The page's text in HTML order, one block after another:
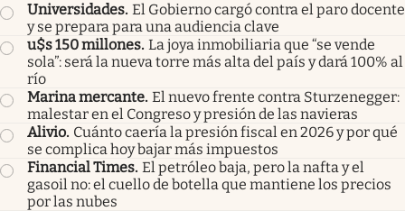
Universidades. El Gobierno cargó contra el paro docente
y se prepara para una audiencia clave
u$s 150 millones. La joya inmobiliaria que “se vende
sola”: será la nueva torre más alta del país y dará 100% al
río
Marina mercante. El nuevo frente contra Sturzenegger:
malestar en el Congreso y presión de las navieras
Alivio. Cuánto caería la presión fiscal en 2026 y por qué
se complica hoy bajar más impuestos
Financial Times. El petróleo baja, pero la nafta y el
gasoil no: el cuello de botella que mantiene los precios
por las nubes